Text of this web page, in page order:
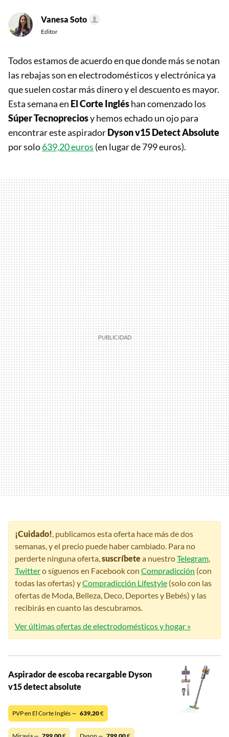
Vanesa Soto
Editor
Todos estamos de acuerdo en que donde más se notan
las rebajas son en electrodomésticos y electrónica ya
que suelen costar más dinero y el descuento es mayor.
Esta semana en El Corte Ingléshan comenzado los
Súper Tecnopreciosy hemos echado un ojo para
encontrar este aspiradorDysonv15 Detect Absolute
por solo639,20 euros (en lugar de 799 euros).
¡Cuidado!, publicamos esta oferta hace más de dos
semanas, y el precio puede haber cambiado. Para no
perderte ninguna oferta,suscríbetea nuestroTelegram,
Twittero síguenos en Facebook con Compradicción (con
todas las ofertas) yCompradicción Lifestyle (solo con las
ofertas de Moda, Belleza, Deco, Deportes y Bebés) y las
recibirás en cuanto las descubramos.
Ver últimas ofertas de electrodomésticos y hogar »
Aspirador de escoba recargable Dyson
v15 detect absolute
PVP en El Corte Inglés — 639,20€